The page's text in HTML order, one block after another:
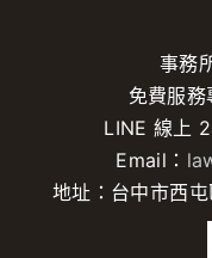
事務
免費服務
LINE 線上
Email：
地址：台中市西